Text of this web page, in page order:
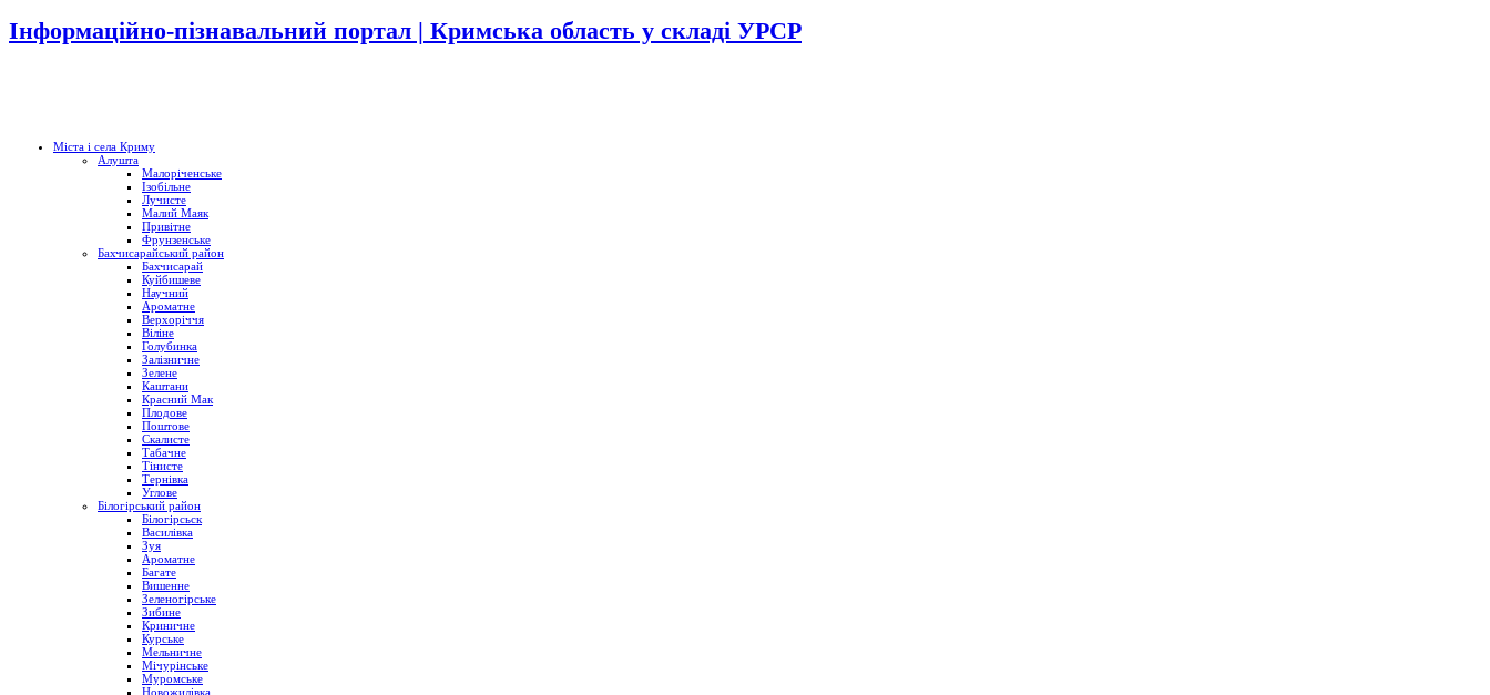
Інформаційно-пізнавальний портал | Кримська область у складі УРСР
Міста і села Криму
Алушта
Малоріченське
Ізобільне
Лучисте
Малий Маяк
Привітне
Фрунзенське
Бахчисарайський район
Бахчисарай
Куйбишеве
Научний
Ароматне
Верхоріччя
Віліне
Голубинка
Залізничне
Зелене
Каштани
Красний Мак
Плодове
Поштове
Скалисте
Табачне
Тінисте
Тернівка
Углове
Білогірський район
Білогірсьск
Василівка
Зуя
Ароматне
Багате
Вишенне
Зеленогірське
Зибине
Криничне
Курське
Мельничне
Мічурінське
Муромське
Новожилівка